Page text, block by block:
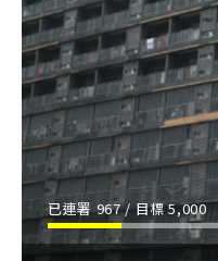
已連署967/ 目標5,000